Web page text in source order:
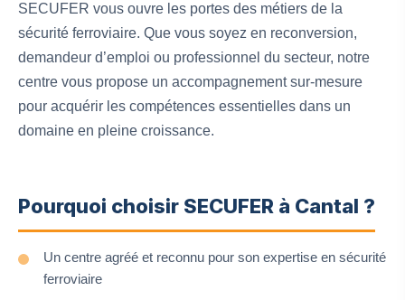
SECUFER vous ouvre les portes des métiers de la
sécurité ferroviaire. Que vous soyez en reconversion,
demandeur d’emploi ou professionnel du secteur, notre
centre vous propose un accompagnement sur-mesure
pour acquérir les compétences essentielles dans un
domaine en pleine croissance.
Pourquoi choisir SECUFER à Cantal ?
Un centre agréé et reconnu pour son expertise en sécurité
ferroviaire